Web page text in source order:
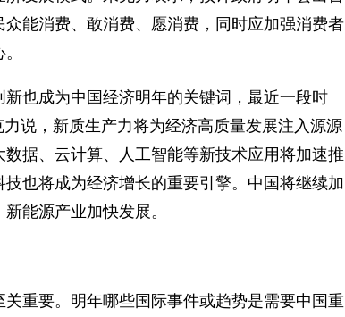
能消费、敢消费、愿消费，同时应加强消费者
也成为中国经济明年的关键词，最近一段时
说，新质生产力将为经济高质量发展注入源源
据、云计算、人工智能等新技术应用将加速推
也将成为经济增长的重要引擎。中国将继续加
能源产业加快发展。
重要。明年哪些国际事件或趋势是需要中国重